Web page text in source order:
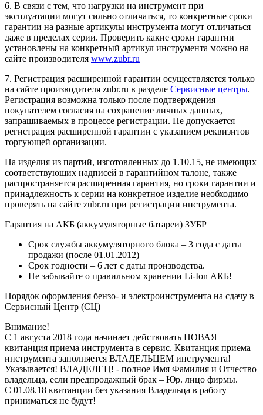
6. В связи с тем, что нагрузки на инструмент при
эксплуатации могут сильно отличаться, то конкретные сроки
гарантии на разные артикулы инструмента могут отличаться
даже в пределах серии. Проверить какие сроки гарантии
установлены на конкретный артикул инструмента можно на
сайте производителя www.zubr.ru
7. Регистрация расширенной гарантии осуществляется только
на сайте производителя zubr.ru в разделе Сервисные центры.
Регистрация возможна только после подтверждения
покупателем согласия на сохранение личных данных,
запрашиваемых в процессе регистрации. Не допускается
регистрация расширенной гарантии с указанием реквизитов
торгующей организации.
На изделия из партий, изготовленных до 1.10.15, не имеющих
соответствующих надписей в гарантийном талоне, также
распространяется расширенная гарантия, но сроки гарантии и
принадлежность к серии на конкретное изделие необходимо
проверять на сайте zubr.ru при регистрации инструмента.
Гарантия на АКБ (аккумуляторные батареи) ЗУБР
Срок службы аккумуляторного блока – 3 года с даты
продажи (после 01.01.2012)
Срок годности – 6 лет с даты производства.
Не забывайте о правильном хранении Li-Ion АКБ!
Порядок оформления бензо- и электроинструмента на сдачу в
Сервисный Центр (СЦ)
Внимание!
С 1 августа 2018 года начинает действовать НОВАЯ
квитанция приема инструмента в сервис. Квитанция приема
инструмента заполняется ВЛАДЕЛЬЦЕМ инструмента!
Указывается! ВЛАДЕЛЕЦ! - полное Имя Фамилия и Отчество
владельца, если предпродажный брак – Юр. лицо фирмы.
С 01.08.18 квитанции без указания Владельца в работу
приниматься не будут!